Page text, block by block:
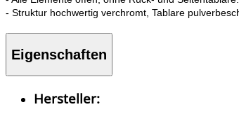
- Struktur hochwertig verchromt, Tablare
Eigenschaften
Hersteller: